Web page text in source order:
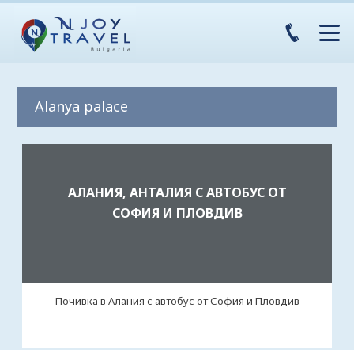
Alanya palace
АЛАНИЯ, АНТАЛИЯ С АВТОБУС ОТ
СОФИЯ И ПЛОВДИВ
Почивка в Алания с автобус от София и Пловдив